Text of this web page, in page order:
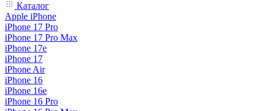
Каталог
Apple iPhone
iPhone 17 Pro
iPhone 17 Pro Max
iPhone 17e
iPhone 17
iPhone Air
iPhone 16
iPhone 16e
iPhone 16 Pro